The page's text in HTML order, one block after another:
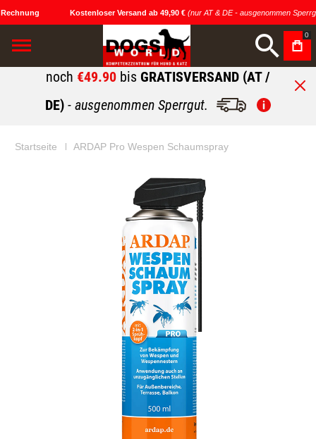
Kostenloser Versand ab 49,90 €(nur AT & DE - ausgenommen
0
noch €49.90 bis GRATISVERSAND (AT /
DE) - ausgenommen Sperrgut.
Startseite ARDAP Pro Wespen Schaumspray